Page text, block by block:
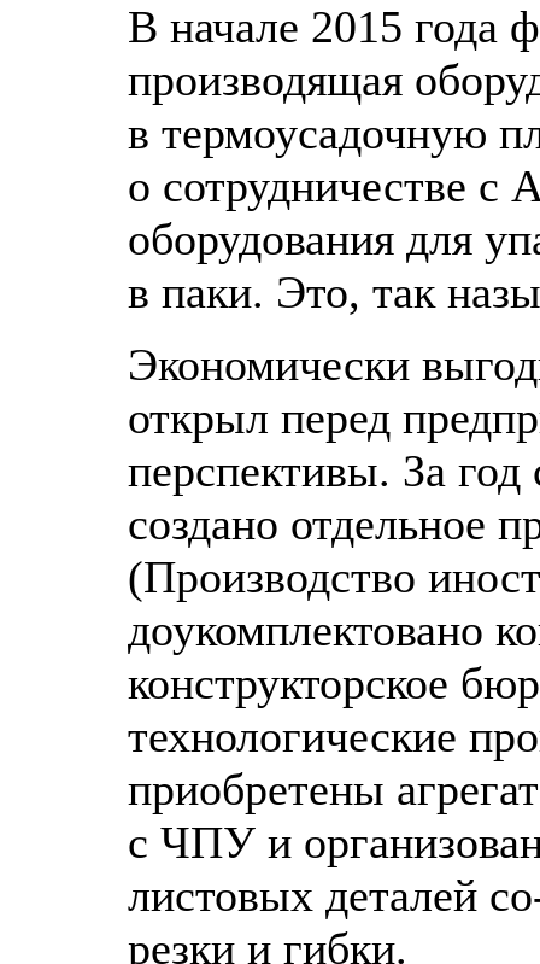
В начале 2015 года
производящая
в термоусадочную
о сотрудничестве с
оборудования для
в паки. Это, так
Экономически
открыл перед
перспективы. За год
создано отдельное
(Производство
доукомплектовано
конструкторское
технологические
приобретены
с ЧПУ и
листовых деталей
резки и гибки.